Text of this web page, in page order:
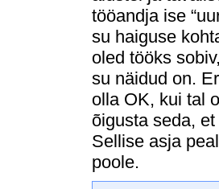
tööandja ise
su haiguse
oled tööks
su näidud on.
olla OK, kui tal
õigusta seda,
Sellise asja
poole.